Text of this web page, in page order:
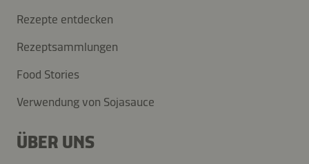
Rezepte entdecken
Rezeptsammlungen
Food Stories
Verwendung von Sojasauce
ÜBER UNS